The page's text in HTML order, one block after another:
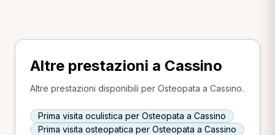
Altre prestazioni a Cassino
Altre prestazioni disponibili per Osteopata a Cassino.
Prima visita oculistica per Osteopata a Cassino
Prima visita osteopatica per Osteopata a Cassino